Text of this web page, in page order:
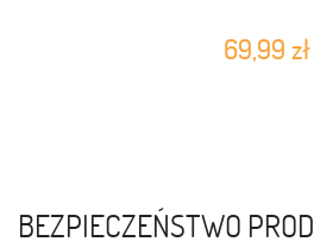
69,99 zł
BEZPIECZEŃSTWO